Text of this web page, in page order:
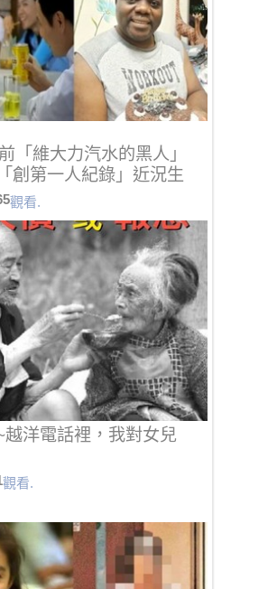
「維大力汽水的黑人」
創第一人紀錄」近況生
觀看.
越洋電話裡，我對女兒
觀看.